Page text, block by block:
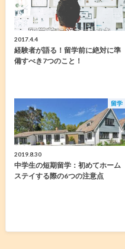
2017.4.4
経験者が語る！留学前に絶対に準
備すべき7つのこと！
留学
2019.8.30
中学生の短期留学：初めてホーム
ステイする際の6つの注意点